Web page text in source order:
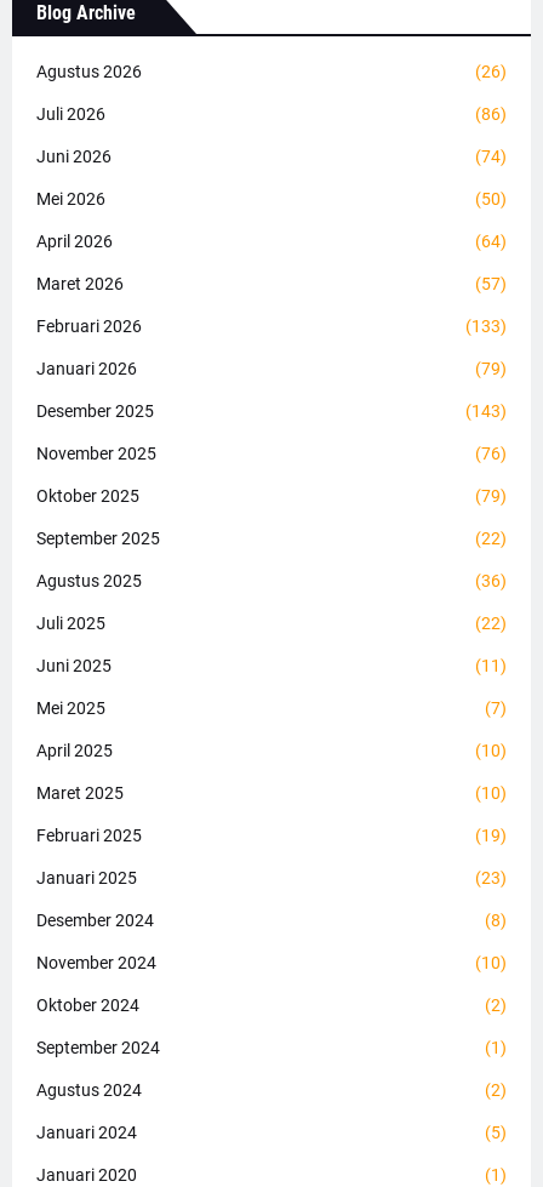
Blog Archive
Agustus 2026 (26)
Juli 2026 (86)
Juni 2026 (74)
Mei 2026 (50)
April 2026 (64)
Maret 2026 (57)
Februari 2026 (133)
Januari 2026 (79)
Desember 2025 (143)
November 2025 (76)
Oktober 2025 (79)
September 2025 (22)
Agustus 2025 (36)
Juli 2025 (22)
Juni 2025 (11)
Mei 2025 (7)
April 2025 (10)
Maret 2025 (10)
Februari 2025 (19)
Januari 2025 (23)
Desember 2024 (8)
November 2024 (10)
Oktober 2024 (2)
September 2024 (1)
Agustus 2024 (2)
Januari 2024 (5)
Januari 2020 (1)